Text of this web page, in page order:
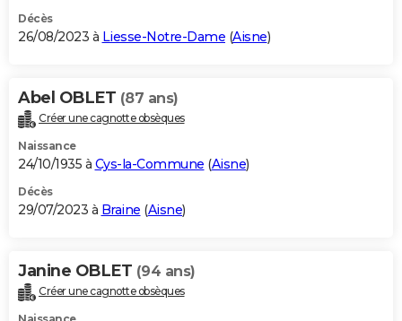
Décès
26/08/2023 à Liesse-Notre-Dame (Aisne)
Abel OBLET (87 ans)
Créer une cagnotte obsèques
Naissance
24/10/1935 à Cys-la-Commune (Aisne)
Décès
29/07/2023 à Braine (Aisne)
Janine OBLET (94 ans)
Créer une cagnotte obsèques